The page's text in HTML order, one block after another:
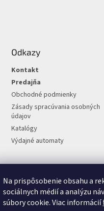
Na prispôsobenie obsahu a
sociálnych médií a analýzu
súbory cookie. Viac informácií
Odkazy
Kontakt
Predajňa
Obchodné podmienky
Zásady spracúvania osobných
údajov
Katalógy
Výdajné automaty